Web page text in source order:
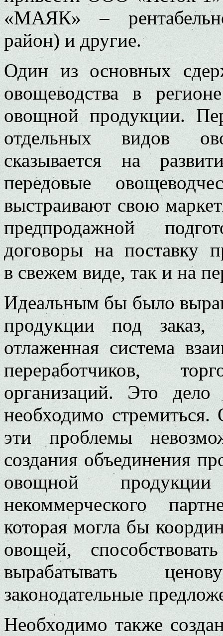
«МАЯК» –
район) и другие.
Один из основных
овощеводства в
овощной продукции.
отдельных видов
сказывается на
передовые
выстраивают свою
предпродажной
договоры на поставку
в свежем виде, так и на
Идеальным бы было
продукции под
отлаженная система
переработчиков,
организаций. Это
необходимо
эти проблемы
создания объединения
овощной
некоммерческого
которая могла бы
овощей,
вырабатывать
законодательные
Необходимо также